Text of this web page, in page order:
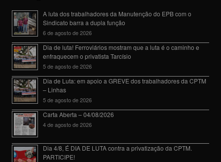
A luta dos trabalhadores da Manutenção do EPB com o
Sindicato barra a dupla função
6 de agosto de 2026
Dia de luta! Ferroviários mostram que a luta é o caminho e
enfraquecem o privatista Tarcísio
5 de agosto de 2026
Dia de Luta: em apoio a GREVE dos trabalhadores da CPTM
– Linhas
5 de agosto de 2026
Carta Aberta – 04/08/2026
4 de agosto de 2026
Dia 4/8, É DIA DE LUTA contra a privatização da CPTM.
PARTICIPE!